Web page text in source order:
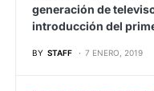
generación de
introducción del
BY STAFF 7 ENERO, 2019